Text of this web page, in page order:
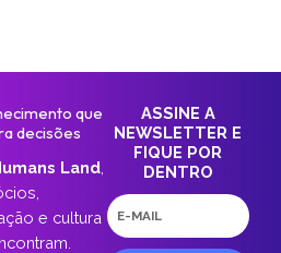
que
decisões
Land
e cultura
ASSINE A
NEWSLETTER E
FIQUE POR
DENTRO
E-
mail